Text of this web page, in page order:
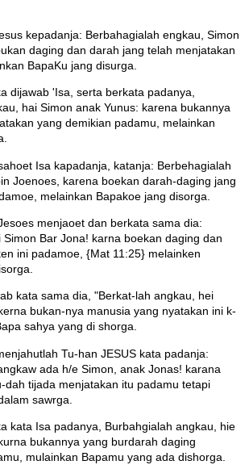
kepadanja: Berbahagialah engkau, Simon
daging dan darah jang telah menjatakan
BapaKu jang disurga.
dijawab 'Isa, serta berkata padanya,
hai Simon anak Yunus: karena bukannya
yang demikian padamu, melainkan
Isa kapadanja, katanja: Berbehagialah
Joenoes, karena boekan darah-daging jang
melainkan Bapakoe jang disorga.
menjaoet dan berkata sama dia:
Bar Jona! karna boekan daging dan
ini padamoe, {Mat 11:25} melainken
kata sama dia, "Berkat-lah angkau, hei
bukan-nya manusia yang nyatakan ini k-
sahya yang di shorga.
Tu-han JESUS kata padanja:
ada h/e Simon, anak Jonas! karana
dah tijada menjatakan itu padamu tetapi
sawrga.
kata Isa padanya, Burbahgialah angkau, hie
bukannya yang burdarah daging
mulainkan Bapamu yang ada dishorga.